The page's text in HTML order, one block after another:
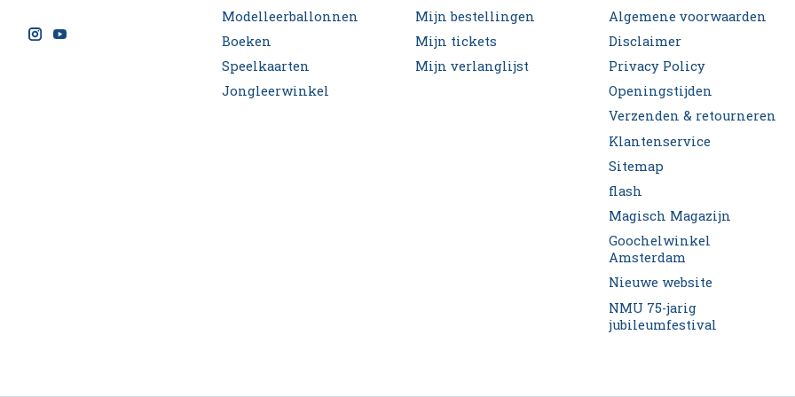
Modelleerballonnen
Boeken
Speelkaarten
Jongleerwinkel
Mijn bestellingen
Mijn tickets
Mijn verlanglijst
Algemene voorwaarden
Disclaimer
Privacy Policy
Openingstijden
Verzenden & retourneren
Klantenservice
Sitemap
flash
Magisch Magazijn
Goochelwinkel
Amsterdam
Nieuwe website
NMU 75-jarig
jubileumfestival